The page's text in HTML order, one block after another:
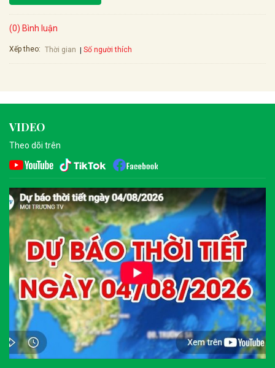
(0) Bình luận
Xếp theo: Thời gian Số người thích
VIDEO
Theo dõi trên